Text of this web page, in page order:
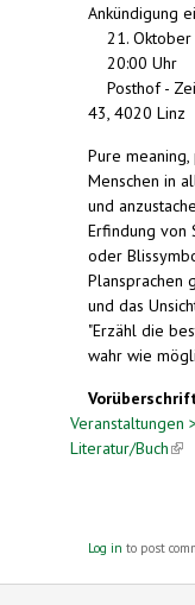
Ankündigung
21. Oktober
20:00 Uhr
Posthof -
43, 4020 Linz
Pure
Menschen in
und
Erfindung von
oder
Plansprachen
und das
"Erzähl die
wahr wie
Veranstaltungen >
Literatur/Buch
Log in to post